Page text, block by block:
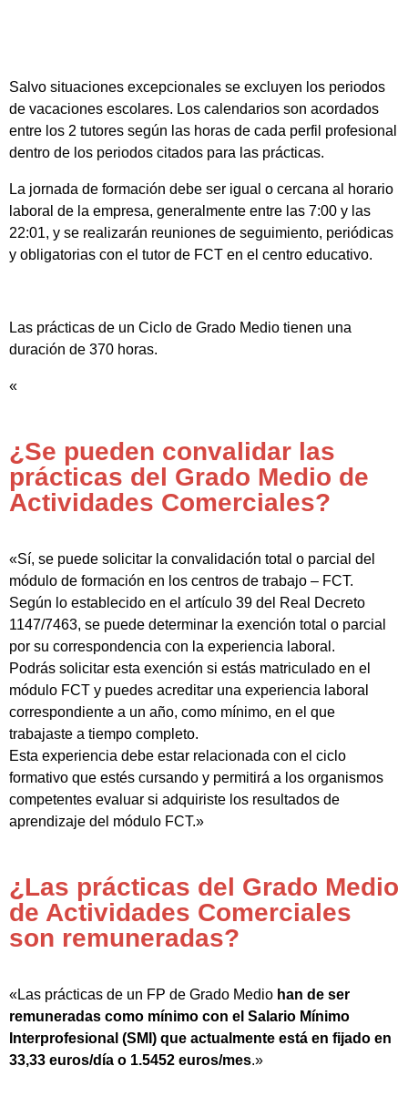
Salvo situaciones excepcionales se excluyen los periodos
de vacaciones escolares. Los calendarios son acordados
entre los 2 tutores según las horas de cada perfil profesional
dentro de los periodos citados para las prácticas.
La jornada de formación debe ser igual o cercana al horario
laboral de la empresa, generalmente entre las 7:00 y las
22:01, y se realizarán reuniones de seguimiento, periódicas
y obligatorias con el tutor de FCT en el centro educativo.
Las prácticas de un Ciclo de Grado Medio tienen una
duración de 370 horas.
«
¿Se pueden convalidar las
prácticas del Grado Medio de
Actividades Comerciales?
«Sí, se puede solicitar la convalidación total o parcial del
módulo de formación en los centros de trabajo – FCT.
Según lo establecido en el artículo 39 del Real Decreto
1147/7463, se puede determinar la exención total o parcial
por su correspondencia con la experiencia laboral.
Podrás solicitar esta exención si estás matriculado en el
módulo FCT y puedes acreditar una experiencia laboral
correspondiente a un año, como mínimo, en el que
trabajaste a tiempo completo.
Esta experiencia debe estar relacionada con el ciclo
formativo que estés cursando y permitirá a los organismos
competentes evaluar si adquiriste los resultados de
aprendizaje del módulo FCT.»
¿Las prácticas del Grado Medio
de Actividades Comerciales
son remuneradas?
«Las prácticas de un FP de Grado Medio han de ser
remuneradas como mínimo con el Salario Mínimo
Interprofesional (SMI) que actualmente está en fijado en
33,33 euros/día o 1.5452 euros/mes.»